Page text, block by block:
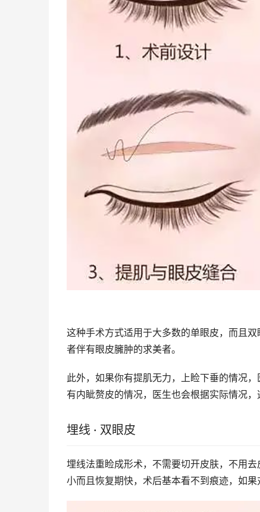
这种手术方式适用于大多数的单眼皮，而且
者伴有眼皮臃肿的求美者。
此外，如果你有提肌无力，上睑下垂的情况
有内眦赘皮的情况，医生也会根据实际情况
埋线 · 双眼皮
埋线法重睑成形术，不需要切开皮肤，不用
小而且恢复期快，术后基本看不到痕迹，如果